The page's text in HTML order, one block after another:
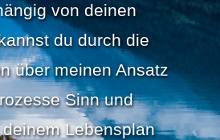
von deinen
du durch die
über meinen Ansatz
Sinn und
Lebensplan